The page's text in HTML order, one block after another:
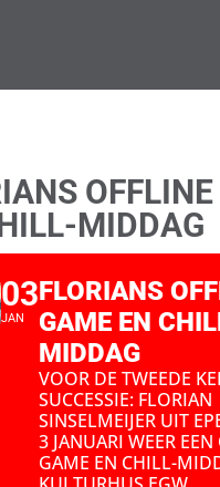
MIDDAG
03
JAN
FLORIANS
GAME EN
MIDDAG
VOOR DE TWEEDE
SUCCESSIE: FLORIAN
SINSELMEIJER UIT
3 JANUARI WEER EEN
GAME EN CHILL-